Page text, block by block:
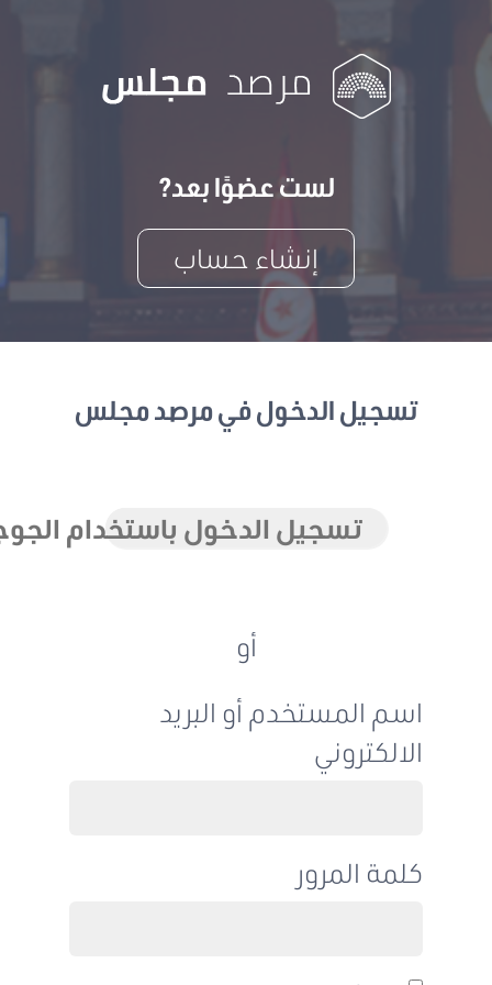
لست عضوًا بعد?
إنشاء حساب
تسجيل الدخول في مرصد مجلس
تسجيل الدخول باستخدام الجوجل
اسم المستخدم أو البريد
الالكتروني
كلمة المرور